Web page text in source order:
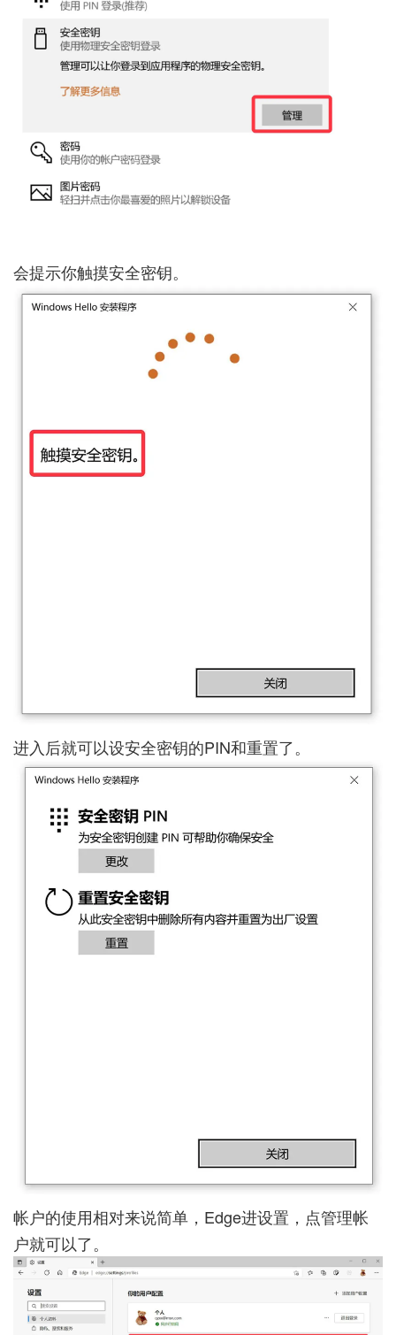
会提示你触摸安全密钥。
进入后就可以设安全密钥的PIN和重置了。
帐户的使用相对来说简单，Edge进设置，点管理帐
户就可以了。